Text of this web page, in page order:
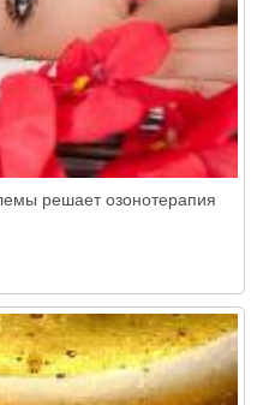
решает озонотерапия